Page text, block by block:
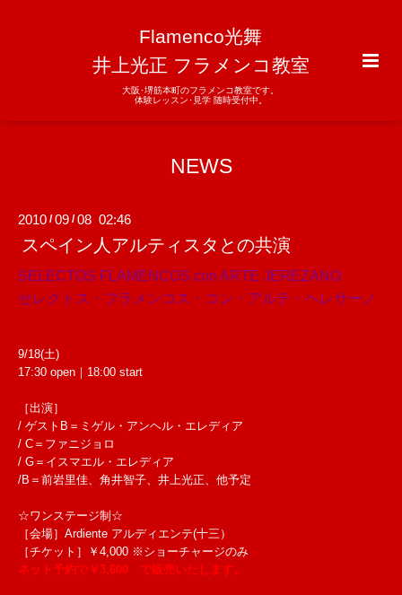
Flamenco光舞
井上光正 フラメンコ教室
大阪･堺筋本町のフラメンコ教室です。
体験レッスン･見学 随時受付中。
NEWS
2010 /09 /08 02:46
スペイン人アルティスタとの共演
SELECTOS FLAMENCOS con ARTE JEREZANO
セレクトス・フラメンコス・コン・アルテ・ヘレサーノ
9/18(土)
17:30 open｜18:00 start
［出演］
/ ゲストB＝ミゲル・アンヘル・エレディア
/ C＝ファニジョロ
/ G＝イスマエル・エレディア
/B＝前岩里佳、角井智子、井上光正、他予定
☆ワンステージ制☆
［会場］Ardiente アルディエンテ(十三）
［チケット］￥4,000 ※ショーチャージのみ
ネット予約で￥3,600 で販売いたします。